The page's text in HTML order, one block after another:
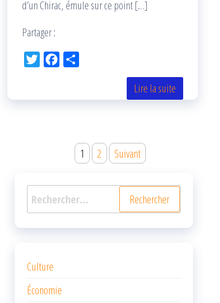
d’un Chirac, émule sur ce point […]
Partager :
Tw Fac
k r
Lire la suite
Navigation
articles
1 2 Suivant
Rechercher :
Culture
Économie